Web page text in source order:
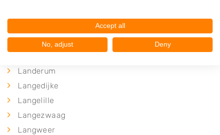
L
Landerum
Langedijke
Langelille
Langezwaag
Langweer
Accept all
No, adjust Deny